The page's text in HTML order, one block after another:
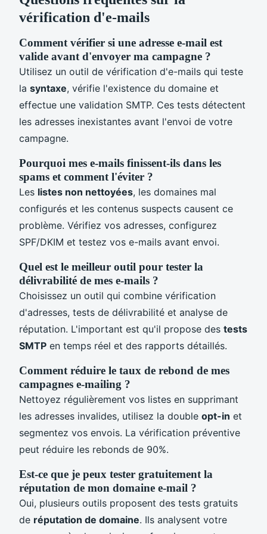
vérification d'e-mails
Comment vérifier si une adresse e-mail est
valide avant d'envoyer ma campagne ?
Utilisez un outil de vérification d'e-mails qui teste
la syntaxe, vérifie l'existence du domaine et
effectue une validation SMTP. Ces tests détectent
les adresses inexistantes avant l'envoi de votre
campagne.
Pourquoi mes e-mails finissent-ils dans les
spams et comment l'éviter ?
Les listes non nettoyées, les domaines mal
configurés et les contenus suspects causent ce
problème. Vérifiez vos adresses, configurez
SPF/DKIM et testez vos e-mails avant envoi.
Quel est le meilleur outil pour tester la
délivrabilité de mes e-mails ?
Choisissez un outil qui combine vérification
d'adresses, tests de délivrabilité et analyse de
réputation. L'important est qu'il propose des tests
SMTP en temps réel et des rapports détaillés.
Comment réduire le taux de rebond de mes
campagnes e-mailing ?
Nettoyez régulièrement vos listes en supprimant
les adresses invalides, utilisez la double opt-in et
segmentez vos envois. La vérification préventive
peut réduire les rebonds de 90%.
Est-ce que je peux tester gratuitement la
réputation de mon domaine e-mail ?
Oui, plusieurs outils proposent des tests gratuits
de réputation de domaine. Ils analysent votre